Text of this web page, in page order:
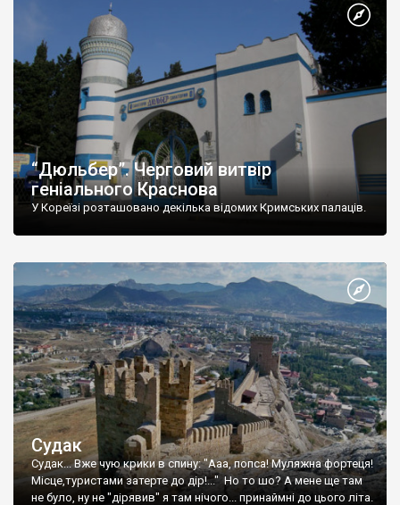
“Дюльбер”. Черговий витвір
геніального Краснова
У Кореїзі розташовано декілька відомих Кримських палаців.
Судак
Судак... Вже чую крики в спину: "Ааа, попса! Муляжна фортеця!
Місце,туристами затерте до дір!..." Но то шо? А мене ще там
не було, ну не "дірявив" я там нічого... принаймні до цього літа.